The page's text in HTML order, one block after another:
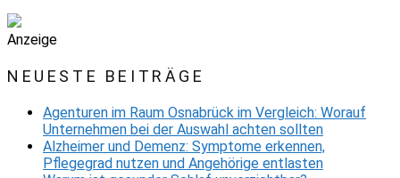
Anzeige
NEUESTE BEITRÄGE
Agenturen im Raum Osnabrück im Vergleich: Worauf
Unternehmen bei der Auswahl achten sollten
Alzheimer und Demenz: Symptome erkennen,
Pflegegrad nutzen und Angehörige entlasten